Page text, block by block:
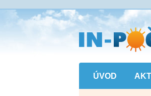
Přejít
na
hlavní
obsah
ÚVOD